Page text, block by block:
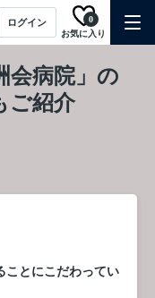
ログイン
お気に入り
0
会病院」の
ご紹介
ことにこだわってい